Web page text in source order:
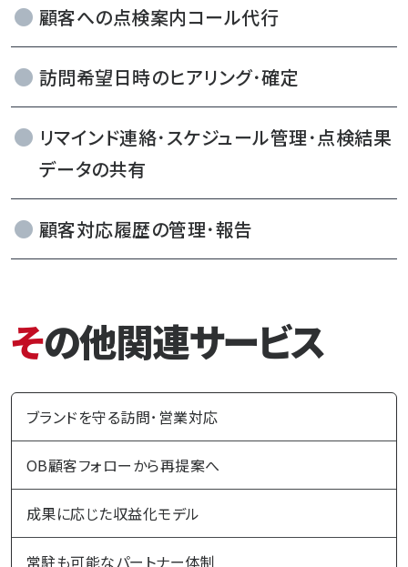
顧客への点検案内コール代行
訪問希望日時のヒアリング･確定
リマインド連絡･スケジュール管理･点検結果
データの共有
顧客対応履歴の管理･報告
その他関連サービス
ブランドを守る訪問･営業対応
OB顧客フォローから再提案へ
成果に応じた収益化モデル
常駐も可能なパートナー体制